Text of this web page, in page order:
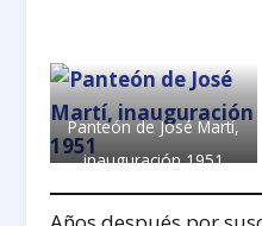
Panteón de José Martí,
inauguración 1951